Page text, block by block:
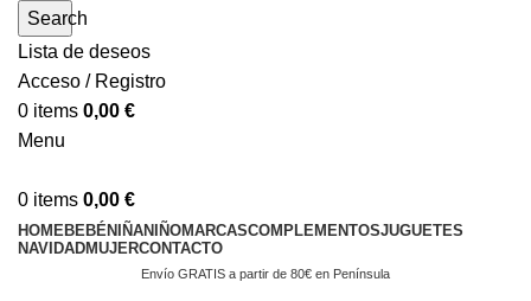
Search
Lista de deseos
Acceso / Registro
0 items 0,00 €
Menu
0 items 0,00 €
HOMEBEBÉNIÑANIÑOMARCASCOMPLEMENTOSJUGUETES
NAVIDADMUJERCONTACTO
Envío GRATIS a partir de 80€ en Península